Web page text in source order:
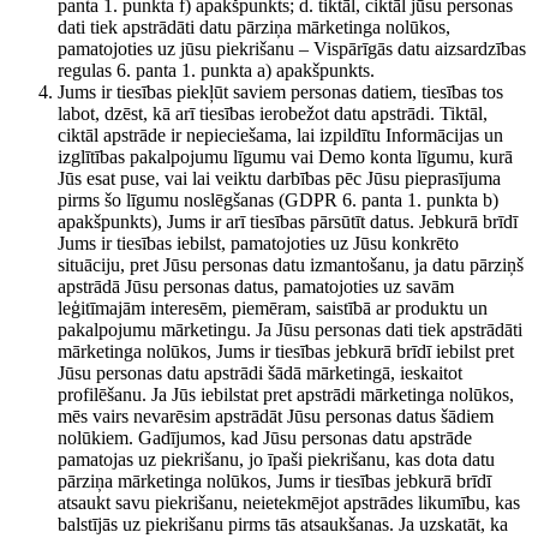
panta 1. punkta f) apakšpunkts; d. tiktāl, ciktāl jūsu personas
dati tiek apstrādāti datu pārziņa mārketinga nolūkos,
pamatojoties uz jūsu piekrišanu – Vispārīgās datu aizsardzības
regulas 6. panta 1. punkta a) apakšpunkts.
Jums ir tiesības piekļūt saviem personas datiem, tiesības tos
labot, dzēst, kā arī tiesības ierobežot datu apstrādi. Tiktāl,
ciktāl apstrāde ir nepieciešama, lai izpildītu Informācijas un
izglītības pakalpojumu līgumu vai Demo konta līgumu, kurā
Jūs esat puse, vai lai veiktu darbības pēc Jūsu pieprasījuma
pirms šo līgumu noslēgšanas (GDPR 6. panta 1. punkta b)
apakšpunkts), Jums ir arī tiesības pārsūtīt datus. Jebkurā brīdī
Jums ir tiesības iebilst, pamatojoties uz Jūsu konkrēto
situāciju, pret Jūsu personas datu izmantošanu, ja datu pārziņš
apstrādā Jūsu personas datus, pamatojoties uz savām
leģitīmajām interesēm, piemēram, saistībā ar produktu un
pakalpojumu mārketingu. Ja Jūsu personas dati tiek apstrādāti
mārketinga nolūkos, Jums ir tiesības jebkurā brīdī iebilst pret
Jūsu personas datu apstrādi šādā mārketingā, ieskaitot
profilēšanu. Ja Jūs iebilstat pret apstrādi mārketinga nolūkos,
mēs vairs nevarēsim apstrādāt Jūsu personas datus šādiem
nolūkiem. Gadījumos, kad Jūsu personas datu apstrāde
pamatojas uz piekrišanu, jo īpaši piekrišanu, kas dota datu
pārziņa mārketinga nolūkos, Jums ir tiesības jebkurā brīdī
atsaukt savu piekrišanu, neietekmējot apstrādes likumību, kas
balstījās uz piekrišanu pirms tās atsaukšanas. Ja uzskatāt, ka